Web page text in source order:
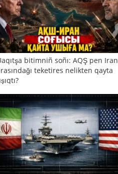
bitimniñ soñı: AQŞ pen Iran
teketires nelikten qayta